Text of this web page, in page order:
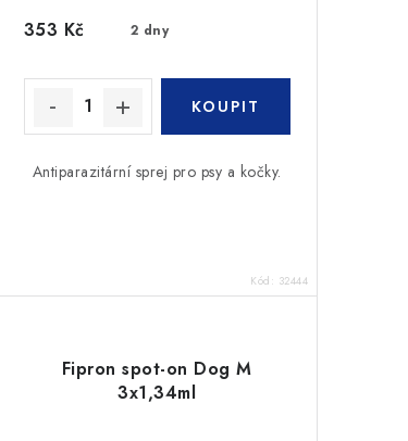
2 dny
353 Kč
Antiparazitární sprej pro psy a kočky.
Kód: 32444
Fipron spot-on Dog M
3x1,34ml